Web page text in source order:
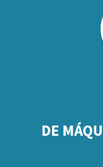
DE